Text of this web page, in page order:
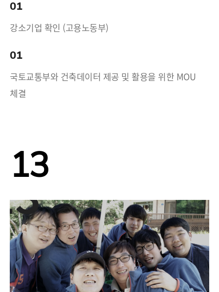
01
강소기업 확인 (고용노동부)
01
국토교통부와 건축데이터 제공 및 활용을 위한 MOU
체결
13